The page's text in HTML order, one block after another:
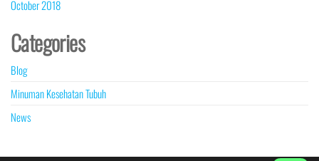
October 2018
Categories
Blog
Minuman Kesehatan Tubuh
News